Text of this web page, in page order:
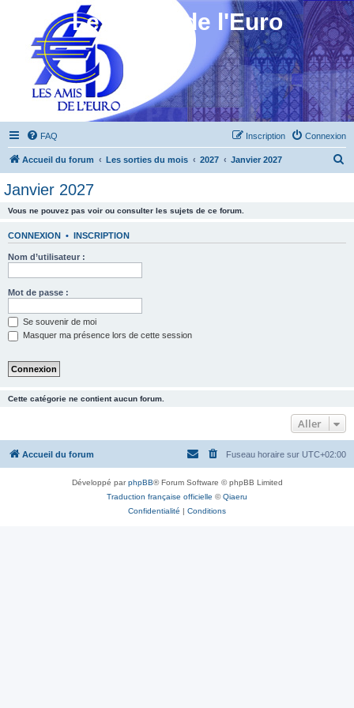
Les Amis de l'Euro
FAQ Connexion
Inscription
Accueil du forum Les sorties du mois 2027 Janvier 2027
Janvier 2027
Vous ne pouvez pas voir ou consulter les sujets de ce forum.
CONNEXION • INSCRIPTION
Nom d’utilisateur :
Mot de passe :
Se souvenir de moi
Masquer ma présence lors de cette session
Cette catégorie ne contient aucun forum.
Aller
Accueil du forum Fuseau horaire sur UTC+02:00
Développé parphpBB® Forum Software © phpBB Limited
Traduction française officielle ©Qiaeru
Confidentialité | Conditions